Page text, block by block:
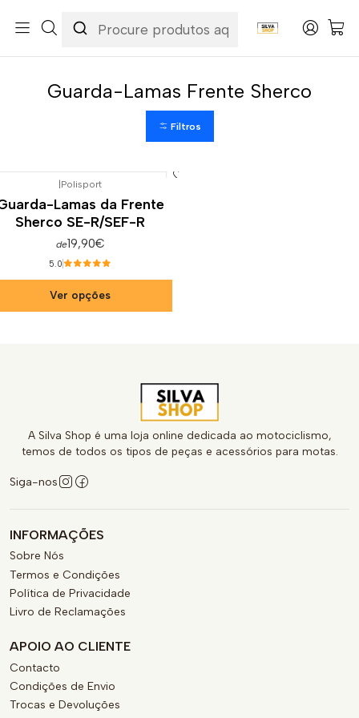
Carenagens & Plásticos
Guarda-Lamas Frente
Guarda-Lamas Frente Sherco
Guarda-Lamas Frente Sherco
Filtros
|Polisport
Lamas da Frente
Sherco SE-R/SEF-R
de19,90€
5.0
Ver opções
A Silva Shop é uma loja online dedicada ao motociclismo,
temos de todos os tipos de peças e acessórios para motas.
Siga-nos
INFORMAÇÕES
Sobre Nós
Termos e Condições
Política de Privacidade
Livro de Reclamações
APOIO AO CLIENTE
Contacto
Condições de Envio
Trocas e Devoluções